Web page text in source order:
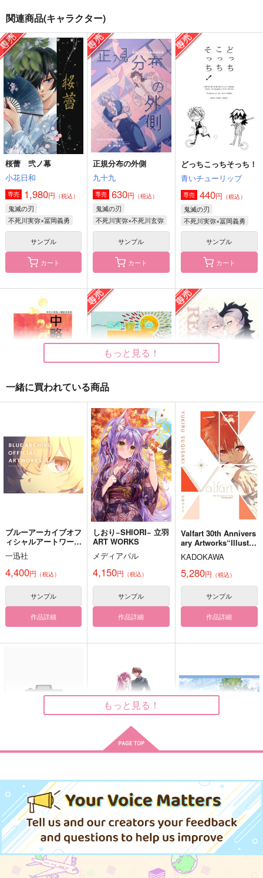
楽屋ドッキリ仕掛けら
れてたけどバカップル
の帝幻がお蔵入りさせ
る話
兎角
629 円 （税込）
有栖川帝統×夢野幻太郎
サンプル
作品詳細
困困pickles
十中八九OK
787円（税込）
有栖川帝統×夢野幻太郎
サンプル
作品詳細
ーレカキツイコ
ごはんごはんごはん
鯉登音之進×月島基
サンプル
作品詳細
やぶさかでない男
野ばらや
715円（税込）
鯉登音之進×月島基
ショート 三度目の正
直
ごはんごはんごはん
629円（税込）
鯉登音之進×月島基
エレリを、かく。
みずうみ
1,400円 （税込）
えれんとりばいのとあ
ＵＮＡＰ！
（税込）
不器用なコドモと鈍感
CompleteBook～
ＵＮＡＰ！
円（税込）
Jack & Vil Lovable ar
ハナマルホンポ
円（税込）
私の龍神様
Artworks
kozqt
315円 （税込）
夏油傑×五条悟
A級フリー狙撃手の日
常
サクラ舞う
関連商品(キャラクター)
桜蕾 弐ノ幕
小花日和
専売 1,980円 （税込）
鬼滅の刃
不死川実弥×冨岡義勇
サンプル
カート
正規分布の外側
九十九
専売 630円 （税込）
鬼滅の刃
不死川実弥×不死川玄弥
サンプル
カート
どっちこっちそっち！
青いチューリップ
専売 440円 （税込）
鬼滅の刃
不死川実弥×冨岡義勇
サンプル
カート
440円（税込）
鬼滅の刃
不死川実弥×煉獄杏寿郎
ポ
STARDUST-VISION
専売 605円（税込）
鬼滅の刃
不死川実弥×煉獄杏寿郎
サンプル
カート
RE DO
うなさか
専売 629円（税込）
鬼滅の刃
不死川実弥×不死川玄弥
サンプル
陰翳のほとり
サンプル
徒然幽霊小話
こことと屋
専売 550円（税込）
不死川実弥×不死川玄弥
サンプル
それは鼓動に近すぎた
おっぺけぺいっ
サンプル
もっと見る！
一緒に買われている商品
ブルーアーカイブオフ
ィシャルアートワーク
ス 4
一迅社
4,400円 （税込）
サンプル
作品詳細
しおり−SHIORI− 立羽
ART WORKS
メディアパル
4,150円 （税込）
サンプル
作品詳細
Valfart 30th Annivers
ary Artworks“Illustag
raphia"
KADOKAWA
5,280円 （税込）
サンプル
作品詳細
の教室へ 終・2年生
編、3年生編
startBOX トモセシュ
ンサク Art Works
KADOKAWA
5,478円 （税込）
サンプル
作品詳細
アクリルボード（よう
こそ実力至上主義の教
室へ 終・2年生編、3
セシュンサ
ク Art Works）
KADOKAWA
サンプル
作品詳細
タペストリー
（Sky Tone 泉
彩 Art Works）
KADOKAWA
1,650 円（税込）
サンプル
作品詳細
もっと見る！